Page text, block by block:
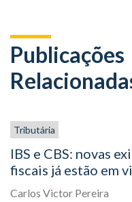
Publicações
Tributária
IBS e CBS: novas
fiscais já estão em
Carlos Victor Pereira